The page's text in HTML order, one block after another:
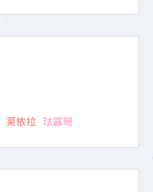
莱依拉 珐露珊